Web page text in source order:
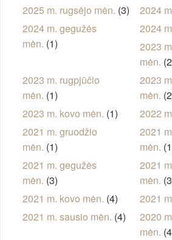
2025 m. rugsėjo mėn. (3) 2024
2024 m. gegužės
mėn. (1)
2024
2023
mėn.
2023 m. rugpjūčio
mėn. (1)
2023
mėn.
2023 m. kovo mėn. (1) 2022
2021 m. gruodžio
mėn. (1)
2021
mėn.
2021 m. gegužės
mėn. (3)
2021
mėn.
2021 m. kovo mėn. (4) 2021
2021 m. sausio mėn. (4)
2020
mėn.